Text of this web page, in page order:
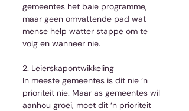
gemeentes het baie programme,
maar geen omvattende pad wat
mense help watter stappe om te
volg en wanneer nie.
2. Leierskapontwikkeling
In meeste gemeentes is dit nie ‘n
prioriteit nie. Maar as gemeentes wil
aanhou groei, moet dit ‘n prioriteit